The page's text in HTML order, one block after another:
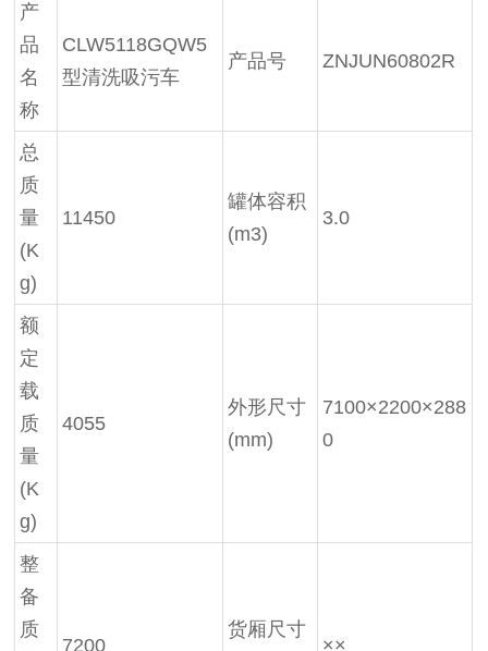
产
品
名
称
CLW5118GQW5
型清洗吸污车
产品号 ZNJUN60802R
总
质
量
(K
g)
11450
罐体容积
(m3)
3.0
额
定
载
质
量
(K
g)
4055
外形尺寸
(mm)
7100×2200×288
0
整
备
质
7200
货厢尺寸
××